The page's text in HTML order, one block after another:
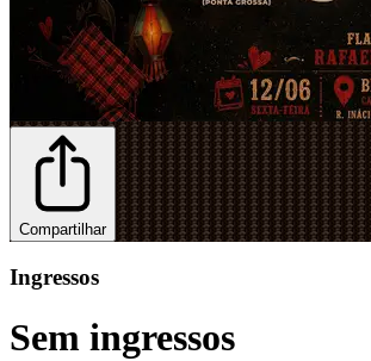
Compartilhar
Ingressos
Sem ingressos